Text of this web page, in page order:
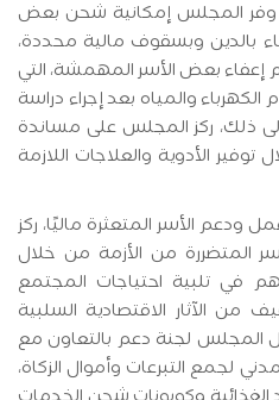
وفر المجلس إمكانية شحن بعض
بالدين وبسقوف مالية محددة،
إعفاء بعض الأسر المهمشة، التي
والمياه بعد إجراء دراسة
ذلك، ركز المجلس على مساندة
الأدوية والعلاجات اللازمة
الأسر المتعثرة ماليًا، ركز
المتضررة من الأزمة من خلال
في تلبية احتياجات المجتمع
من الآثار الاقتصادية السلبية
المجلس لجنة دعم بالتعاون مع
لجمع التبرعات وأموال الزكاة،